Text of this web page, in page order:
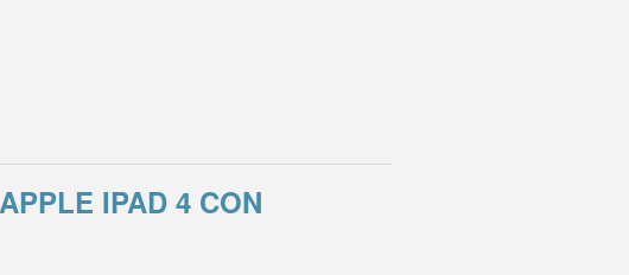
IPAD 4 CON